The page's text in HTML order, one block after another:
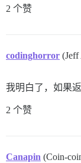
2 个赞
codinghorror
我明白了，如果
2 个赞
Canapin (Coin-